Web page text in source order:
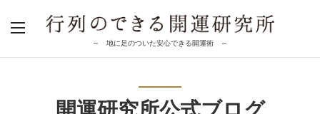
～ 地に足のついた安心できる開運術 ～